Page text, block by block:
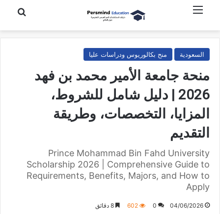
بحث عن
السعودية منح بكالوريوس ودراسات عليا
منحة جامعة الأمير محمد بن فهد
2026 | دليل شامل للشروط،
المزايا، التخصصات، وطريقة
التقديم
Prince Mohammad Bin Fahd University
Scholarship 2026 | Comprehensive Guide to
Requirements, Benefits, Majors, and How to
Apply
04/06/2026
0
602